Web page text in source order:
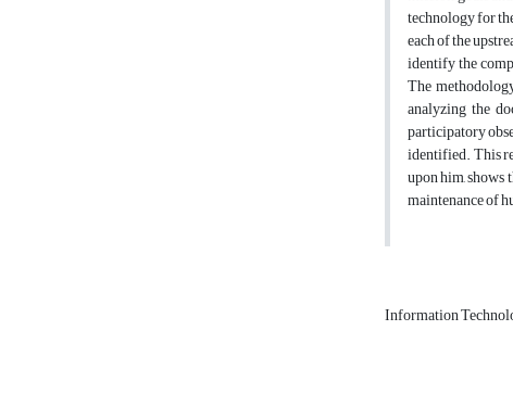
technology for
each of the
identify the
The
analyzing the
participatory
identified. This
upon him, shows
maintenance of
Information